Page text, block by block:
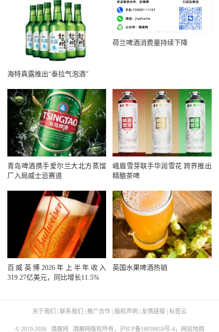
海特真露推出“泰拉气泡酒”
荷兰啤酒消费量持续下降
青岛啤酒携手爱尔兰大北方蒸馏
厂入局威士忌赛道
峨眉雪芽联手华润雪花 跨界推出
精酿茶啤
百威英博2026年上半年收入
319.27亿美元，同比增长11.5%
英国水果啤酒热销
关于我们 | 联系我们 | 推广合作 | 版权声明 | 友情链接 | 标签云
© 2019-2026 酒展网 酒展网版权所有， 沪ICP备18039818号-4， 网站地图